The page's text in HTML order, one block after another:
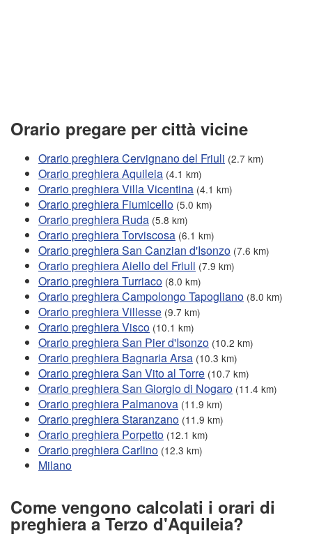
Orario pregare per città vicine
Orario preghiera Cervignano del Friuli (2.7 km)
Orario preghiera Aquileia (4.1 km)
Orario preghiera Villa Vicentina (4.1 km)
Orario preghiera Fiumicello (5.0 km)
Orario preghiera Ruda (5.8 km)
Orario preghiera Torviscosa (6.1 km)
Orario preghiera San Canzian d'Isonzo (7.6 km)
Orario preghiera Aiello del Friuli (7.9 km)
Orario preghiera Turriaco (8.0 km)
Orario preghiera Campolongo Tapogliano (8.0 km)
Orario preghiera Villesse (9.7 km)
Orario preghiera Visco (10.1 km)
Orario preghiera San Pier d'Isonzo (10.2 km)
Orario preghiera Bagnaria Arsa (10.3 km)
Orario preghiera San Vito al Torre (10.7 km)
Orario preghiera San Giorgio di Nogaro (11.4 km)
Orario preghiera Palmanova (11.9 km)
Orario preghiera Staranzano (11.9 km)
Orario preghiera Porpetto (12.1 km)
Orario preghiera Carlino (12.3 km)
Milano
Come vengono calcolati i orari di
preghiera a Terzo d'Aquileia?